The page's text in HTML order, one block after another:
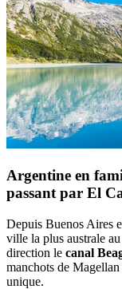
Argentine en
passant par El
Depuis Buenos Aires
ville la plus australe
direction le canal
manchots de
unique.